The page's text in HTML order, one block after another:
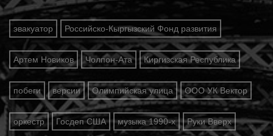
эвакуатор Российско-Кыргызский Фонд развития
Артем Новиков Чолпон-Ата Киргизская Республика
побеги версии Олимпийская улица ООО УК Вектор
оркестр Госдеп США музыка 1990-х Руки Вверх